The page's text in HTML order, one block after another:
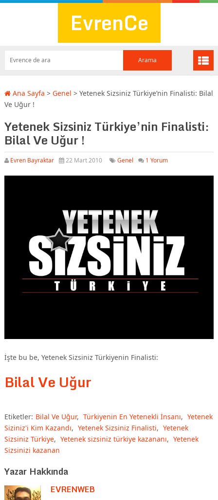
EvrenCe
Ana Sayfa > Genel > Yetenek Sizsiniz Türkiye’nin Finalisti: Bilal
Ve Uğur !
Yetenek Sizsiniz Türkiye’nin Finalisti:
Bilal Ve Uğur !
Evren Bayraktar 22 Mart 2010 Genel 1 Yorum
İşte bu be, Yetenek Sizsiniz Türkiyenin Finalisti:
Bilal Ve Uğur
Etiketler: Bilal Ve Uğur, Türkiyenin En Yetenekli İnsanı, Yetenek
Siziniz'i Kim Kazandı, Yetenek Sizsiniz Finalisti, Yetenek
Sizsiniz Türkiye, Yetenek sizsiniz türkiye kazananı, Yetenek
Sizsinizi kazanan
Yazar Hakkında
EVRENWEB